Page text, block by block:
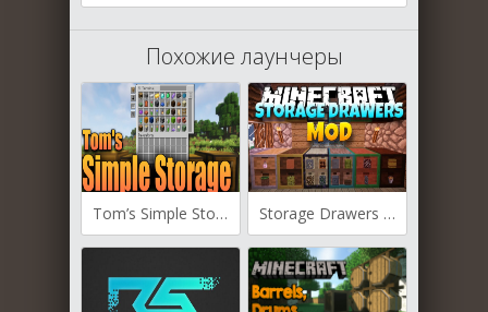
Похожие лаунчеры
Tom’s Simple Storage для Майнкрафт [1.19.4, 1.19.3, 1.19.2] Storage Drawers для Майнкрафт [1.19.2, 1.19, 1.18.2]